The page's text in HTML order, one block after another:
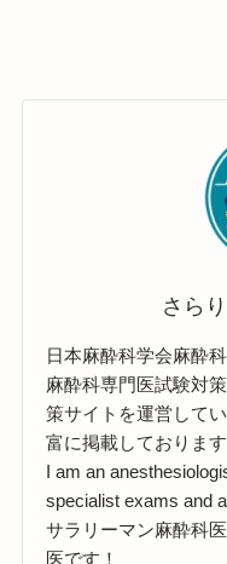
さら
日本麻酔科学会麻酔
麻酔科専門医試験対
策サイトを運営して
富に掲載しております
I am an
specialist exams and
サラリーマン麻酔科
医です！